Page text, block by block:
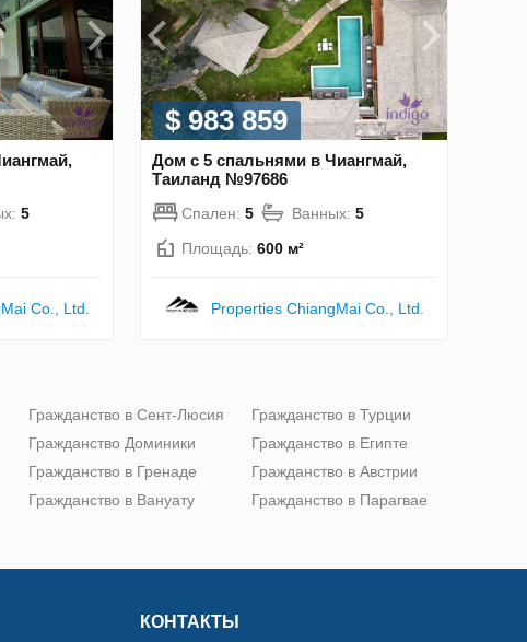
5
Co., Ltd.
$ 983 859
Дом с 5 спальнями в Чиангмай,
Таиланд №97686
Спален: 5 Ванных: 5
Площадь: 600 м²
Properties ChiangMai Co., Ltd.
Гражданство в Сент-Люсия
Гражданство Доминики
Гражданство в Гренаде
Гражданство в Вануату
Гражданство в Турции
Гражданство в Египте
Гражданство в Австрии
Гражданство в Парагвае
КОНТАКТЫ